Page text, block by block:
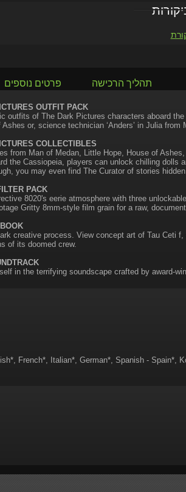
פרטים נוספים תהליך הרכישה
OUTFIT PACK
outfits of The Dark Pictures characters aboard
or, science technician ‘Anders’ in Julia from
COLLECTIBLES
from Man of Medan, Little Hope, House of
the Cassiopeia, players can unlock chilling dolls
you may even find The Curator of stories
PACK
8020's eerie atmosphere with three
Gritty 8mm-style film grain for a raw,
creative process. View concept art of Tau Ceti
of its doomed crew.
in the terrifying soundscape crafted by award-
French*, Italian*, German*, Spanish - Spain*,